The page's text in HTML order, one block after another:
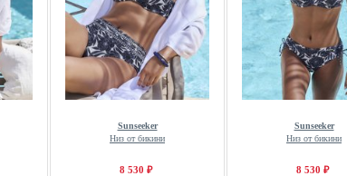
Sunseeker
Низ от бикини
8 530 ₽
Sunseeker
Низ от бикини
8 530 ₽